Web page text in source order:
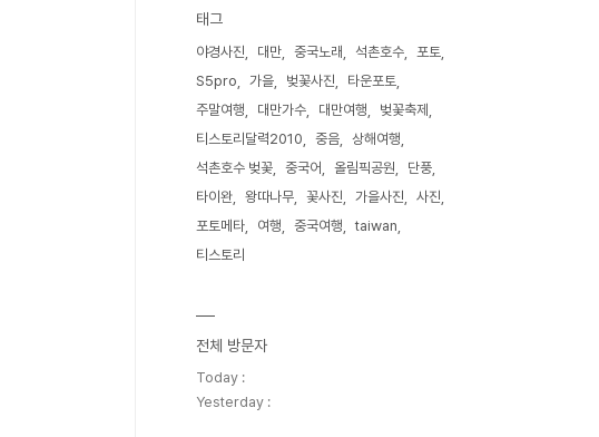
태그
야경사진 대만 중국노래 석촌호수
포토
S5pro
가을 벚꽃사진
타운포토
주말여행
대만가수 대만여행
벚꽃축제
티스토리달력2010
중음
상해여행
석촌호수 벚꽃
중국어 올림픽공원
단풍
타이완
왕따나무 꽃사진 가을사진
사진
포토메타
여행 중국여행
taiwan
티스토리
전체 방문자
Today :
Yesterday :